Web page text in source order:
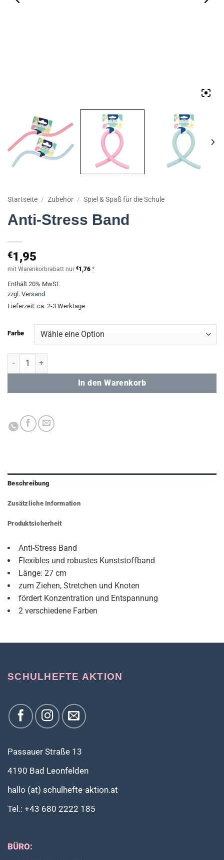
Startseite / Zubehör / Spiel & Spaß für die Schule
Anti-Stress Band
€1,95
mit Warenkorbrabatt nur €1,76 *
Enthält 20% MwSt.
zzgl. Versand
Lieferzeit: ca. 2-3 Werktage
Farbe
Anti-Stress Band Menge
In den Warenkorb
Beschreibung
Zusätzliche Information
Produktsicherheit
Anti-Stress Band
Flexibles und robustes Kunststoffband
Länge: 27 cm
zum Ziehen, Stretchen und Knoten
fördert Konzentration und Entspannung
2 verschiedene Farben
SCHULHEFTE AKTION
Passauer Straße 13
4190 Bad Leonfelden
hallo (at) schulhefte-aktion.at
Tel.: +43 680 2222 185
BÜRO: